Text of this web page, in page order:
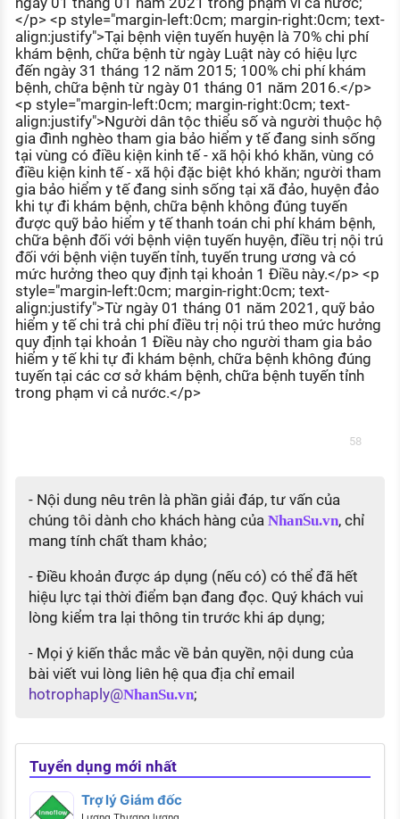
</p> <p style="margin-left:0cm; margin-right:0cm; text-
align:justify">Tại bệnh viện tuyến huyện là 70% chi phí
khám bệnh, chữa bệnh từ ngày Luật này có hiệu lực
đến ngày 31 tháng 12 năm 2015; 100% chi phí khám
bệnh, chữa bệnh từ ngày 01 tháng 01 năm 2016.</p>
<p style="margin-left:0cm; margin-right:0cm; text-
align:justify">Người dân tộc thiểu số và người thuộc hộ
gia đình nghèo tham gia bảo hiểm y tế đang sinh sống
tại vùng có điều kiện kinh tế - xã hội khó khăn, vùng có
điều kiện kinh tế - xã hội đặc biệt khó khăn; người tham
gia bảo hiểm y tế đang sinh sống tại xã đảo, huyện đảo
khi tự đi khám bệnh, chữa bệnh không đúng tuyến
được quỹ bảo hiểm y tế thanh toán chi phí khám bệnh,
chữa bệnh đối với bệnh viện tuyến huyện, điều trị nội trú
đối với bệnh viện tuyến tỉnh, tuyến trung ương và có
mức hưởng theo quy định tại khoản 1 Điều này.</p> <p
style="margin-left:0cm; margin-right:0cm; text-
align:justify">Từ ngày 01 tháng 01 năm 2021, quỹ bảo
hiểm y tế chi trả chi phí điều trị nội trú theo mức hưởng
quy định tại khoản 1 Điều này cho người tham gia bảo
hiểm y tế khi tự đi khám bệnh, chữa bệnh không đúng
tuyến tại các cơ sở khám bệnh, chữa bệnh tuyến tỉnh
trong phạm vi cả nước.</p>
58
- Nội dung nêu trên là phần giải đáp, tư vấn của
chúng tôi dành cho khách hàng của NhanSu.vn, chỉ
mang tính chất tham khảo;
- Điều khoản được áp dụng (nếu có) có thể đã hết
hiệu lực tại thời điểm bạn đang đọc. Quý khách vui
lòng kiểm tra lại thông tin trước khi áp dụng;
- Mọi ý kiến thắc mắc về bản quyền, nội dung của
bài viết vui lòng liên hệ qua địa chỉ email
hotrophaply@NhanSu.vn;
Tuyển dụng mới nhất
Trợ lý Giám đốc